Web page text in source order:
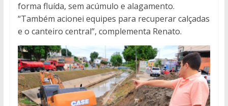
forma fluída, sem acúmulo e alagamento.
“Também acionei equipes para recuperar calçadas
e o canteiro central”, complementa Renato.